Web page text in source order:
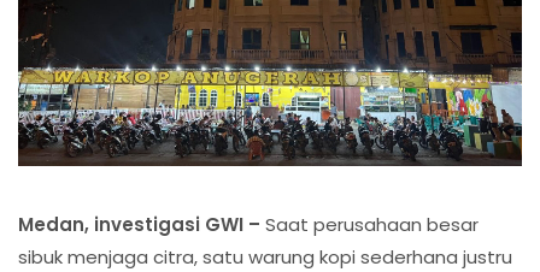
Medan, investigasi GWI – Saat perusahaan besar
sibuk menjaga citra, satu warung kopi sederhana justru